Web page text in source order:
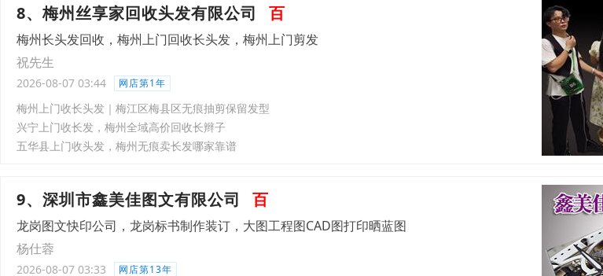
8、梅州丝享家回收头发有限公司 百
梅州长头发回收，梅州上门回收长头发，梅州上门剪发
祝先生
2026-08-07 03:44 网店第1年
梅州上门收长头发｜梅江区梅县区无痕抽剪保留发型
兴宁上门收长发，梅州全域高价回收长辫子
五华县上门收头发，梅州无痕卖长发哪家靠谱
9、深圳市鑫美佳图文有限公司 百
龙岗图文快印公司，龙岗标书制作装订，大图工程图CAD图打印晒蓝图
杨仕蓉
2026-08-07 03:33 网店第13年